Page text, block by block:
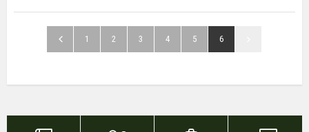
1 2 3 4 5 6